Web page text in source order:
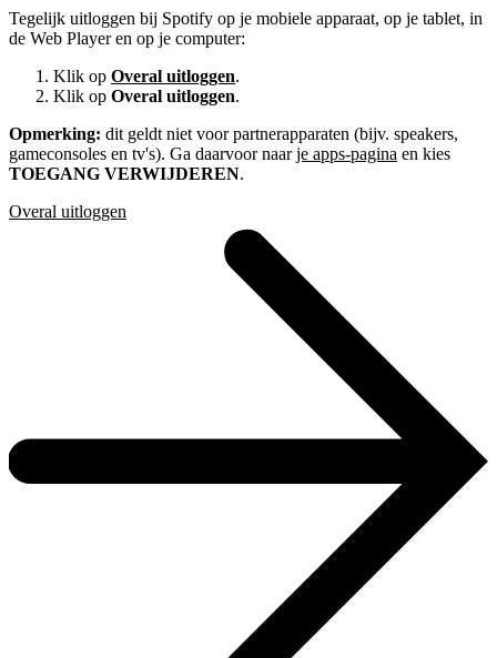
Tegelijk uitloggen bij Spotify op je mobiele apparaat, op je tablet, in
de Web Player en op je computer:
Klik op Overal uitloggen.
Klik op Overal uitloggen.
Opmerking: dit geldt niet voor partnerapparaten (bijv. speakers,
gameconsoles en tv's). Ga daarvoor naarje apps-pagina en kies
TOEGANG VERWIJDEREN.
Overal uitloggen